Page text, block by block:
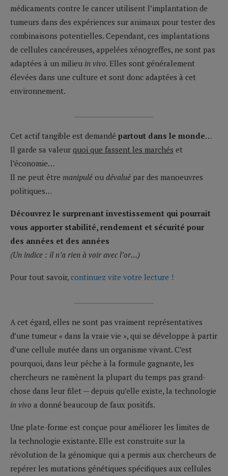
médicaments contre le cancer utilisent l’implantation de
tumeurs dans des expériences sur animaux pour tester des
combinaisons potentielles. Cependant, ces implantations
de cellules cancéreuses, appelées xénogreffes, ne sont pas
adaptées à un milieu in vivo. Elles sont généralement
élevées dans une culture et sont donc adaptées à cet
environnement.
Cet actif tangible est demandé partout dans le monde…
Il garde sa valeur quoi que fassent les marchés et
l’économie…
Il ne peut être manipulé ou dévalué par des manoeuvres
politiques…
Découvrez le surprenant investissement qui pourrait
vous apporter stabilité, rendement et sécurité pour
des années et des années
(Un indice : il n’a rien à voir avec l’or…)
Pour tout savoir, continuez vite votre lecture !
A cet égard, elles ne sont pas vraiment représentatives
d’une tumeur « dans la vraie vie », qui se développe à partir
d’une cellule mutée dans un organisme vivant. C’est
pourquoi, dans leur pêche à la formule gagnante, les
chercheurs ne ramènent la plupart du temps pas grand-
chose dans leur filet — depuis qu’elle existe, la technologie
in vivo a donné beaucoup de faux positifs.
Une plate-forme est conçue pour améliorer les limites de
la technologie existante. Elle est construite sur la
révolution de la génomique qui a permis aux chercheurs de
repérer les mutations génétiques spécifiques aux cellules